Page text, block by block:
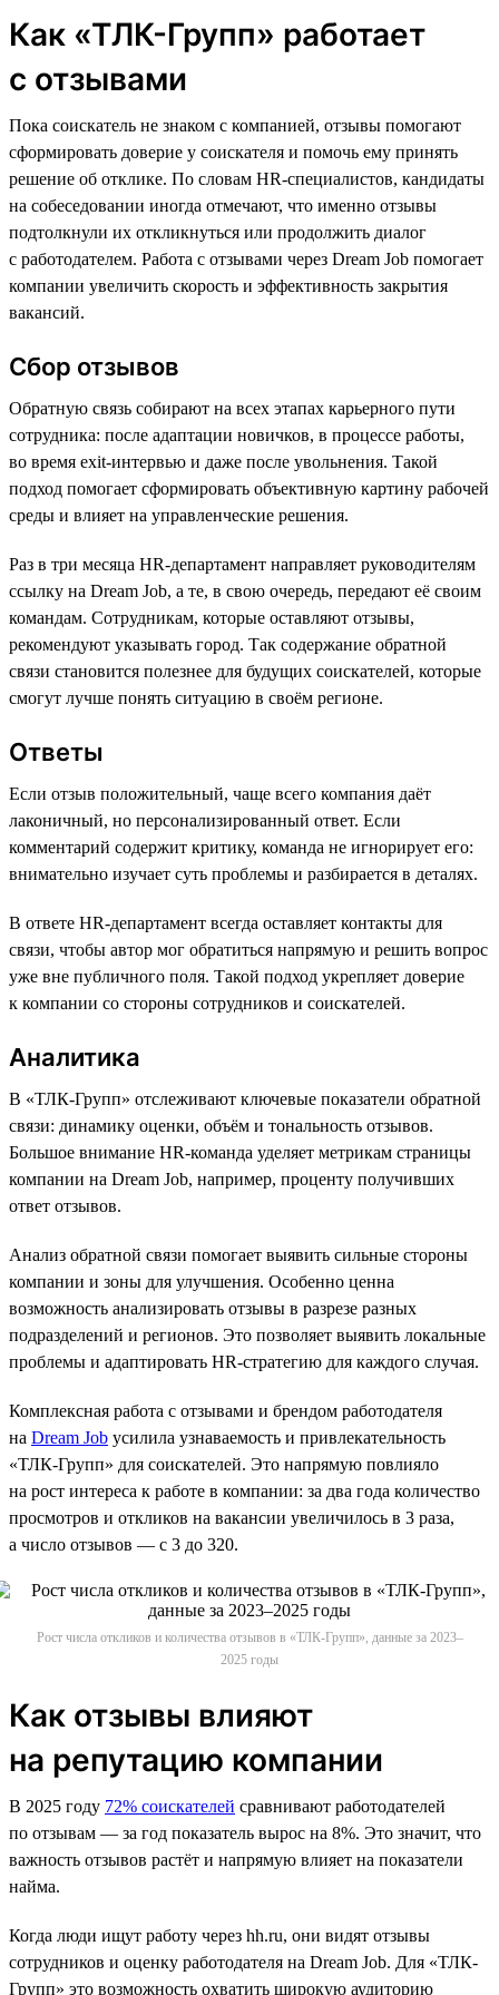
Как «ТЛК-Групп» работает
с отзывами
Пока соискатель не знаком с компанией, отзывы помогают
сформировать доверие у соискателя и помочь ему принять
решение об отклике. По словам HR-специалистов, кандидаты
на собеседовании иногда отмечают, что именно отзывы
подтолкнули их откликнуться или продолжить диалог
с работодателем. Работа с отзывами через Dream Job помогает
компании увеличить скорость и эффективность закрытия
вакансий.
Сбор отзывов
Обратную связь собирают на всех этапах карьерного пути
сотрудника: после адаптации новичков, в процессе работы,
во время exit-интервью и даже после увольнения. Такой
подход помогает сформировать объективную картину рабочей
среды и влияет на управленческие решения.
Раз в три месяца HR-департамент направляет руководителям
ссылку на Dream Job, а те, в свою очередь, передают её своим
командам. Сотрудникам, которые оставляют отзывы,
рекомендуют указывать город. Так содержание обратной
связи становится полезнее для будущих соискателей, которые
смогут лучше понять ситуацию в своём регионе.
Ответы
Если отзыв положительный, чаще всего компания даёт
лаконичный, но персонализированный ответ. Если
комментарий содержит критику, команда не игнорирует его:
внимательно изучает суть проблемы и разбирается в деталях.
В ответе HR-департамент всегда оставляет контакты для
связи, чтобы автор мог обратиться напрямую и решить вопрос
уже вне публичного поля. Такой подход укрепляет доверие
к компании со стороны сотрудников и соискателей.
Аналитика
В «ТЛК-Групп» отслеживают ключевые показатели обратной
связи: динамику оценки, объём и тональность отзывов.
Большое внимание HR-команда уделяет метрикам страницы
компании на Dream Job, например, проценту получивших
ответ отзывов.
Анализ обратной связи помогает выявить сильные стороны
компании и зоны для улучшения. Особенно ценна
возможность анализировать отзывы в разрезе разных
подразделений и регионов. Это позволяет выявить локальные
проблемы и адаптировать HR-стратегию для каждого случая.
Комплексная работа с отзывами и брендом работодателя
на Dream Job усилила узнаваемость и привлекательность
«ТЛК-Групп» для соискателей. Это напрямую повлияло
на рост интереса к работе в компании: за два года количество
просмотров и откликов на вакансии увеличилось в 3 раза,
а число отзывов — с 3 до 320.
Рост числа откликов и количества отзывов в «ТЛК-Групп», данные за 2023–
2025 годы
Как отзывы влияют
на репутацию компании
В 2025 году 72% соискателей сравнивают работодателей
по отзывам — за год показатель вырос на 8%. Это значит, что
важность отзывов растёт и напрямую влияет на показатели
найма.
Когда люди ищут работу через hh.ru, они видят отзывы
сотрудников и оценку работодателя на Dream Job. Для «ТЛК-
Групп» это возможность охватить широкую аудиторию